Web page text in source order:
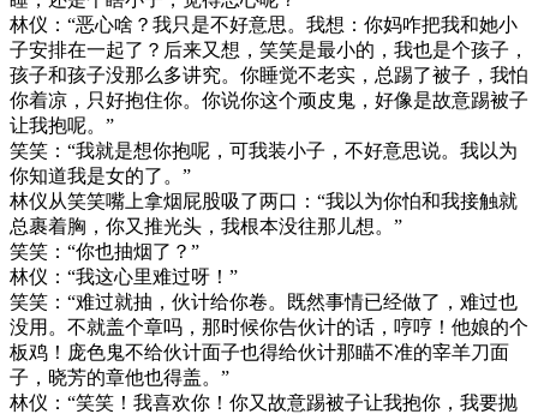
林仪：“恶心啥？我只是不好意思。我想：你妈咋把我和她小
子安排在一起了？后来又想，笑笑是最小的，我也是个孩子，
孩子和孩子没那么多讲究。你睡觉不老实，总踢了被子，我怕
你着凉，只好抱住你。你说你这个顽皮鬼，好像是故意踢被子
让我抱呢。”
笑笑：“我就是想你抱呢，可我装小子，不好意思说。我以为
你知道我是女的了。”
林仪从笑笑嘴上拿烟屁股吸了两口：“我以为你怕和我接触就
总裹着胸，你又推光头，我根本没往那儿想。”
笑笑：“你也抽烟了？”
林仪：“我这心里难过呀！”
笑笑：“难过就抽，伙计给你卷。既然事情已经做了，难过也
没用。不就盖个章吗，那时候你告伙计的话，哼哼！他娘的个
板鸡！庞色鬼不给伙计面子也得给伙计那瞄不准的宰羊刀面
子，晓芳的章他也得盖。”
林仪：“笑笑！我喜欢你！你又故意踢被子让我抱你，我要抛